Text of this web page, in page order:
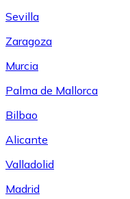
Sevilla
Zaragoza
Murcia
Palma de Mallorca
Bilbao
Alicante
Valladolid
Madrid